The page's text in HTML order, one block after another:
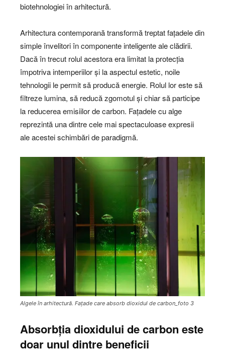
biotehnologiei în arhitectură.
Arhitectura contemporană transformă treptat fațadele din
simple învelitori în componente inteligente ale clădirii.
Dacă în trecut rolul acestora era limitat la protecția
împotriva intemperiilor și la aspectul estetic, noile
tehnologii le permit să producă energie. Rolul lor este să
filtreze lumina, să reducă zgomotul și chiar să participe
la reducerea emisiilor de carbon. Fațadele cu alge
reprezintă una dintre cele mai spectaculoase expresii
ale acestei schimbări de paradigmă.
Algele în arhitectură. Fațade care absorb dioxidul de carbon_foto 3
Absorbția dioxidului de carbon este
doar unul dintre beneficii